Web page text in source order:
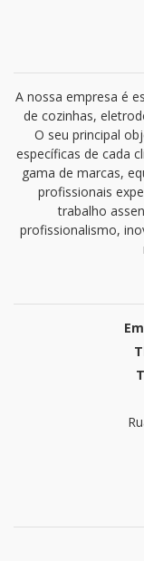
A nossa empresa é
de cozinhas,
O seu principal
específicas de cada
gama de marcas,
profissionais
trabalho
profissionalismo,